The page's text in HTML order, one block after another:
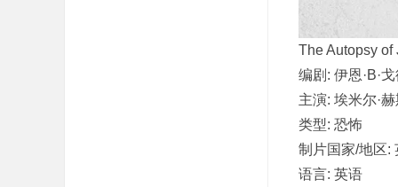
The Autopsy of
编剧: 伊恩·B·
主演: 埃米尔·
类型: 恐怖
制片国家/地区:
语言: 英语